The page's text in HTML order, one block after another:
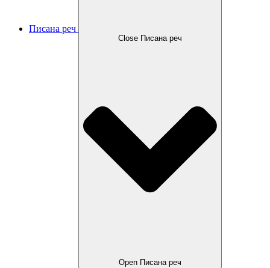
Писана реч
Close Писана реч
Open Писана реч